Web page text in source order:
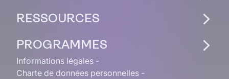
RESSOURCES
PROGRAMMES
Informations légales
Charte de données personnelles